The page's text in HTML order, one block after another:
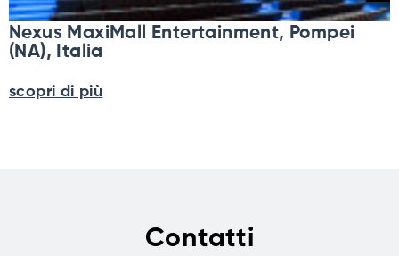
Nexus MaxiMall Entertainment, Pompei
(NA), Italia
scopri di più
Contatti